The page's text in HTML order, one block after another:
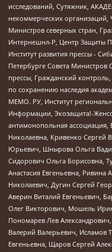
исследований, Сутяжник,
некоммерческих организаций,
Министров северных стран,
Интернешнл-Р, Центр Защиты
Институт развития прессы -
Петербурге Совета
прессы, Гражданский
по сохранению наследия
МЕМО. РУ, Институт
Информации, Экозащита!-
антимонопольная ассоциация,
Николаевна, Кривенко Сергей
Юрьевич, Шнырова Ольга
Сидорович Ольга Борисовна,
Анастасия Евгеньевна, Ривина
Николаевич, Дугин Сергей
Аверин Виталий Евгеньевич,
Олег Викторович, Мошель
Пономарев Лев
Валерий Валерьевич, Исламов
Евгеньевна, Щаров Сергей